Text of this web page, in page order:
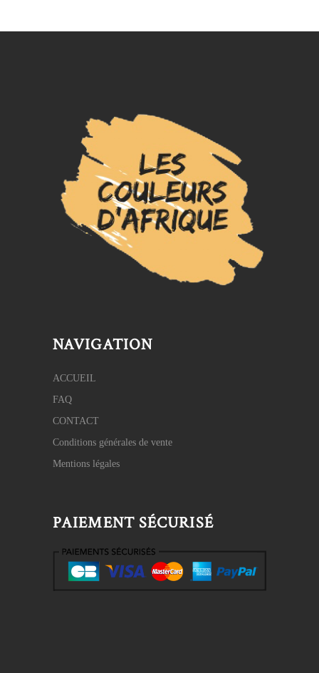
NAVIGATION
ACCUEIL
FAQ
CONTACT
Conditions générales de vente
Mentions légales
PAIEMENT SÉCURISÉ